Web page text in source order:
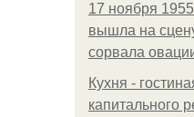
17 ноября
вышла на
сорвала
Кухня -
капитального